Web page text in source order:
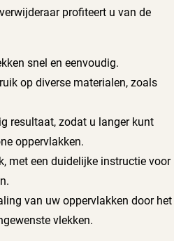
producten.
profiteert u van de
snel en eenvoudig.
op diverse materialen, zoals
resultaat, zodat u langer kunt
oppervlakken.
met een duidelijke instructie voor
van uw oppervlakken door het
vlekken.